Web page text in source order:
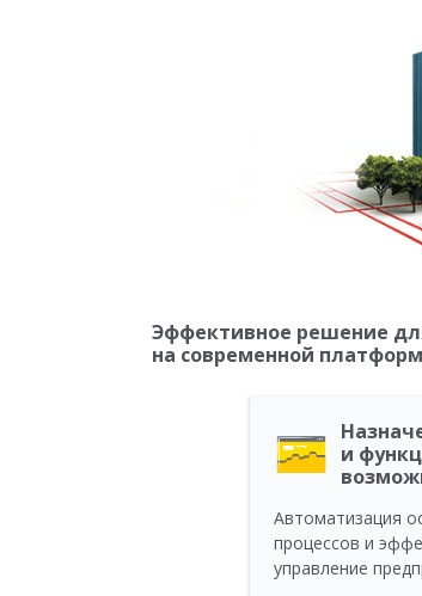
Эффективное решение
на современной
и
Автоматизация
процессов и
управление